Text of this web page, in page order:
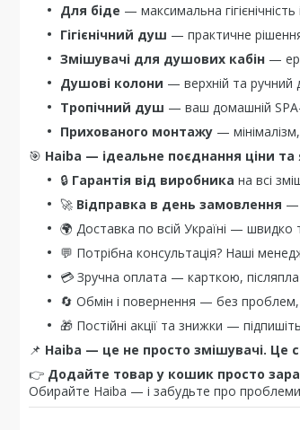
Для біде — максимальна гігієнічність
Гігієнічний душ — практичне
Змішувачі для душових кабін —
Душові колони — верхній та ручний
Тропічний душ — ваш домашній
Прихованого монтажу —
🎯 Haiba — ідеальне поєднання ціни та
🔒 Гарантія від виробника на всі
🚀 Відправка в день замовлення —
🌍 Доставка по всій Україні — швидко
💬 Потрібна консультація? Наші
💳 Зручна оплата — карткою,
🔄 Обмін і повернення — без
🎁 Постійні акції та знижки —
📌 Haiba — це не просто змішувачі. Це
👉 Додайте товар у кошик просто
Обирайте Haiba — і забудьте про проблеми